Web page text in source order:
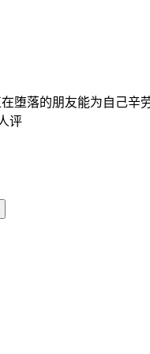
堕落的朋友能为自己辛
评